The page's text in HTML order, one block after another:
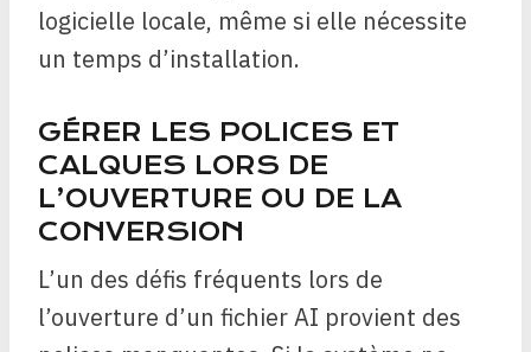
logicielle locale, même si elle nécessite
un temps d’installation.
GÉRER LES POLICES ET
CALQUES LORS DE
L’OUVERTURE OU DE LA
CONVERSION
L’un des défis fréquents lors de
l’ouverture d’un fichier AI provient des